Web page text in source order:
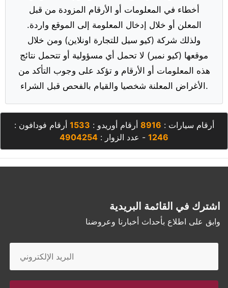
أخطاء في المعلومات أو الأرقام المزودة من قبل
المعلن أو خلال إدخال المعلومة إلى الموقع واردة.
ولذلك شركة (كيو سيل للتجارة اونلاين) ومن خلال
موقعها (كيو نمبر) لا تحمل أي مسؤولية أو تتحمل نتائج
هذه المعلومات أو الأرقام و تؤكد على وجوب التأكد من
الأغراض المعلنة شخصيا والقيام بالفحص قبل الشراء.
أرقام سيارات : 8916 أرقام أوريدو : 1533 أرقام فودافون :
1246 - عدد الزوار : 4904254
اشترك في القائمة البريدية
وابق على اطلاع بأحداث أخبارنا وعروضنا